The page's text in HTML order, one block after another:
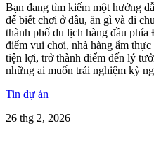
Bạn đang tìm kiếm một hướng
để biết chơi ở đâu, ăn gì và di
thành phố du lịch hàng đầu
điểm vui chơi, nhà hàng ẩm
tiện lợi, trở thành điểm đến lý
những ai muốn trải nghiệm kỳ
Tin dự án
26 thg 2, 2026